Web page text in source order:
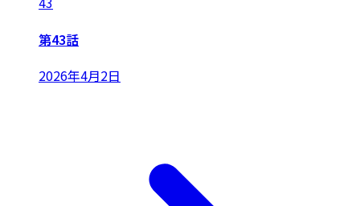
第43話
2026年4月2日